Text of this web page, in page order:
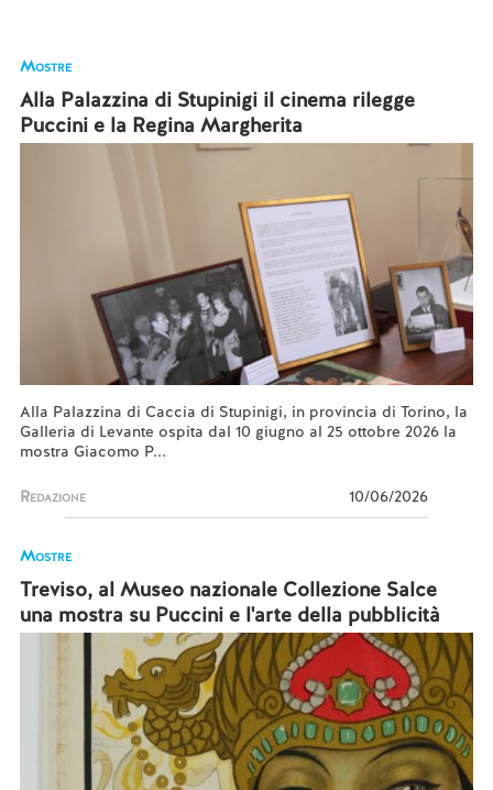
Mostre
Alla Palazzina di Stupinigi il cinema rilegge
Puccini e la Regina Margherita
Alla Palazzina di Caccia di Stupinigi, in provincia di Torino, la
Galleria di Levante ospita dal 10 giugno al 25 ottobre 2026 la
mostra Giacomo P...
Redazione 10/06/2026
Mostre
Treviso, al Museo nazionale Collezione Salce
una mostra su Puccini e l'arte della pubblicità